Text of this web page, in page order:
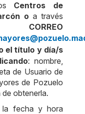
Centros de
o a través
CORREO
el título y día/s
: nombre,
de Usuario de
de Pozuelo
obtenerla.
la fecha y hora